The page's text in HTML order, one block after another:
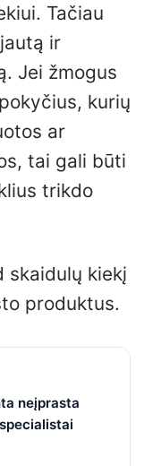
Tačiau
ir
Jei žmogus
kurių
ar
tai gali būti
trikdo
skaidulų kiekį
produktus.
neįprasta